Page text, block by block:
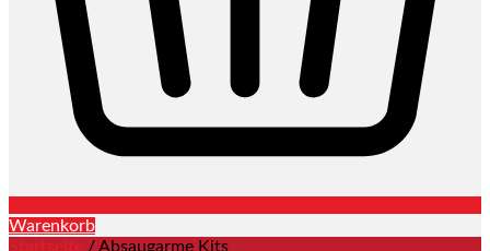
Warenkorb
Startseite / Absaugarme Kits